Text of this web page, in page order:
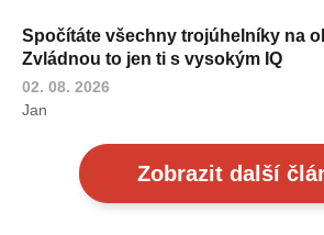
Spočítáte všechny trojúhelníky na
Zvládnou to jen ti s vysokým IQ
02. 08. 2026
Jan
Zobrazit další